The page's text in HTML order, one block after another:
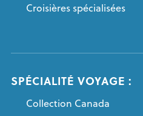
Croisières spécialisées
SPÉCIALITÉ VOYAGE :
Collection Canada